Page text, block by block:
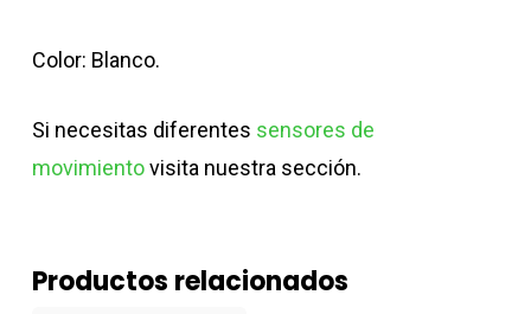
Color: Blanco.
Si necesitas diferentes sensores de
movimientovisita nuestra sección.
Productos relacionados